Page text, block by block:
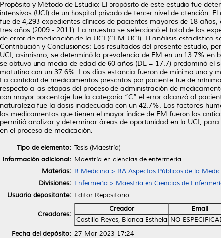
Propósito y Método de Estudio: El propósito de este estudio fue
intensivos (UCI) de un hospital privado de tercer nivel de atención.
fue de 4,293 expedientes clínicos de pacientes mayores de 18
tres años (2009 - 2011). La muestra se seleccionó el total de los
de error de medicación de la UCI (CEM-UCI). El análisis estadístico
Contribución y Conclusiones: Los resultados del presente estudio,
UCI, asimismo, se determinó la prevalencia de EM en un 13.7%
se obtuvo una media de edad de 60 años (DE = 17.7) predominó
matutino con un 37.6%. Los días estancia fueron de mínimo uno y
La cantidad de medicamentos prescritos por paciente fue de
respecto a las etapas del proceso de administración de
con mayor porcentaje fue la categoría “C” el error alcanzó al
naturaleza fue la dosis inadecuada con un 42.7%. Los factores
los medicamentos que tienen el mayor índice de EM fueron los
permitió analizar y determinar áreas de oportunidad en la UCI,
en el proceso de medicación.
Tipo de elemento: Tesis (Maestría)
Información adicional: Maestría en ciencias de enfermería
Materias: R Medicina > RA Aspectos Públicos de la
Divisiones: Enfermería > Maestría en Ciencias de
Usuario depositante: Editor Repositorio
Creadores:
Creador
Email
Castillo Reyes, Blanca Esthela NO
Fecha del depósito: 27 Mar 2023 17:24